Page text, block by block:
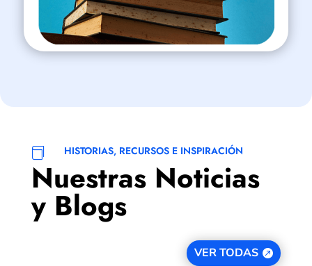
 HISTORIAS, RECURSOS E INSPIRACIÓN
Nuestras Noticias
y Blogs
VER TODAS